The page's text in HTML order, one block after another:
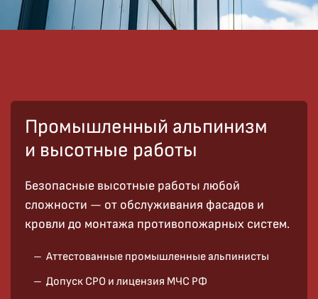
Промышленный альпинизм
и высотные работы
Безопасные высотные работы любой
сложности — от обслуживания фасадов и
кровли до монтажа противопожарных систем.
Аттестованные промышленные альпинисты
Допуск СРО и лицензия МЧС РФ